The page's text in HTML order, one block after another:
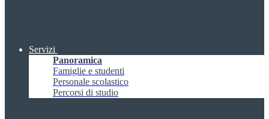
Servizi
Panoramica
Famiglie e studenti
Personale scolastico
Percorsi di studio